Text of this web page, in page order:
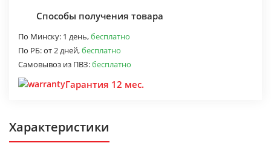
Способы получения товара
По Минску: 1 день,бесплатно
По РБ:от 2 дней,бесплатно
Самовывоз из ПВЗ:бесплатно
Гарантия 12 мес.
Характеристики